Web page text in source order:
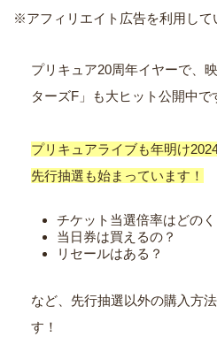
※アフィリエイト広告を利用して
プリキュア20周年イヤーで、
ターズF」も大ヒット公開中で
プリキュアライブも年明け
先行抽選も始まっています！
チケット当選倍率はどのく
当日券は買えるの？
リセールはある？
など、先行抽選以外の購入方
す！